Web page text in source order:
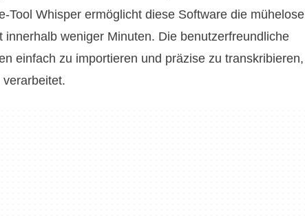
Whisper ermöglicht diese Software die mühelose
weniger Minuten. Die benutzerfreundliche
einfach zu importieren und präzise zu transkribieren,